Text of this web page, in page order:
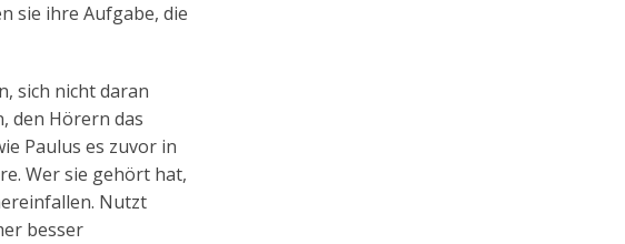
sie ihre Aufgabe, die
sich nicht daran
den Hörern das
Paulus es zuvor in
Wer sie gehört hat,
Nutzt
besser